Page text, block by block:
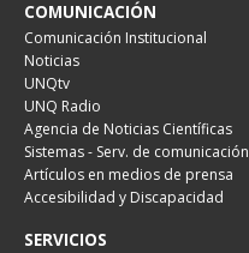
COMUNICACIÓN
Comunicación Institucional
Noticias
UNQtv
UNQ Radio
Agencia de Noticias Científicas
Sistemas - Serv. de comunicación
Artículos en medios de prensa
Accesibilidad y Discapacidad
SERVICIOS